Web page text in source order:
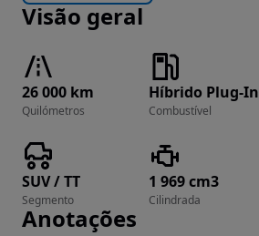
Visão geral
26 000 km
Quilómetros
Híbrido Plug-In
Combustível
SUV / TT
Segmento
1 969 cm3
Cilindrada
Anotações